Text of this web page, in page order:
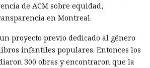
Entre las afectadas se encuentran
Auto Parts, Neiman Marcus,
fue enorme: en el caso de
de ACM sobre equidad,
en Montreal.
proyecto previo dedicado al género
infantiles populares. Entonces los
300 obras y encontraron que la